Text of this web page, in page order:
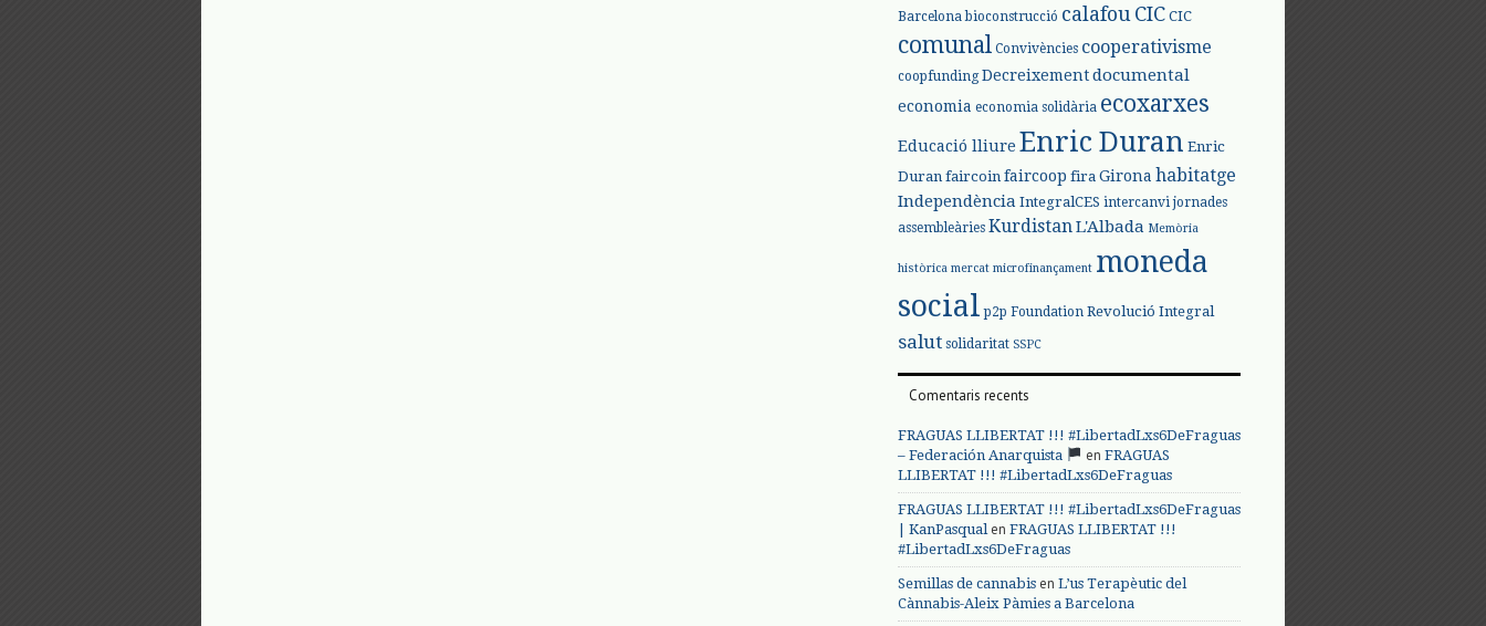
Barcelona bioconstrucció calafou CIC CIC
comunal Convivències cooperativisme
coopfunding Decreixementdocumental
economia economia solidària ecoxarxes
Educació lliure Enric Duran Enric
Duran faircoin faircoop fira Girona habitatge
Independència IntegralCES intercanvi jornades
assembleàries Kurdistan L'Albada Memòria
històrica mercat microfinançament moneda
social p2p Foundation Revolució Integral
salut solidaritat SSPC
Comentaris recents
FRAGUAS LLIBERTAT !!! #LibertadLxs6DeFraguas
– Federación Anarquista
en FRAGUAS
LLIBERTAT !!! #LibertadLxs6DeFraguas
FRAGUAS LLIBERTAT !!! #LibertadLxs6DeFraguas
| KanPasqualen FRAGUAS LLIBERTAT !!!
#LibertadLxs6DeFraguas
Semillas de cannabis en L’us Terapèutic del
Cànnabis-Aleix Pàmies a Barcelona